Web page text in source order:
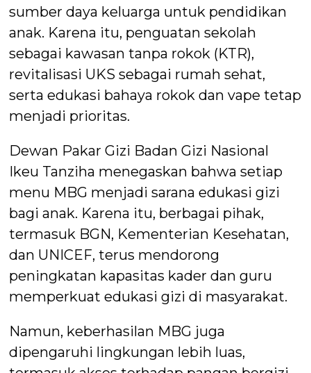
sumber daya keluarga untuk pendidikan
anak. Karena itu, penguatan sekolah
sebagai kawasan tanpa rokok (KTR),
revitalisasi UKS sebagai rumah sehat,
serta edukasi bahaya rokok dan vape tetap
menjadi prioritas.
Dewan Pakar Gizi Badan Gizi Nasional
Ikeu Tanziha menegaskan bahwa setiap
menu MBG menjadi sarana edukasi gizi
bagi anak. Karena itu, berbagai pihak,
termasuk BGN, Kementerian Kesehatan,
dan UNICEF, terus mendorong
peningkatan kapasitas kader dan guru
memperkuat edukasi gizi di masyarakat.
Namun, keberhasilan MBG juga
dipengaruhi lingkungan lebih luas,